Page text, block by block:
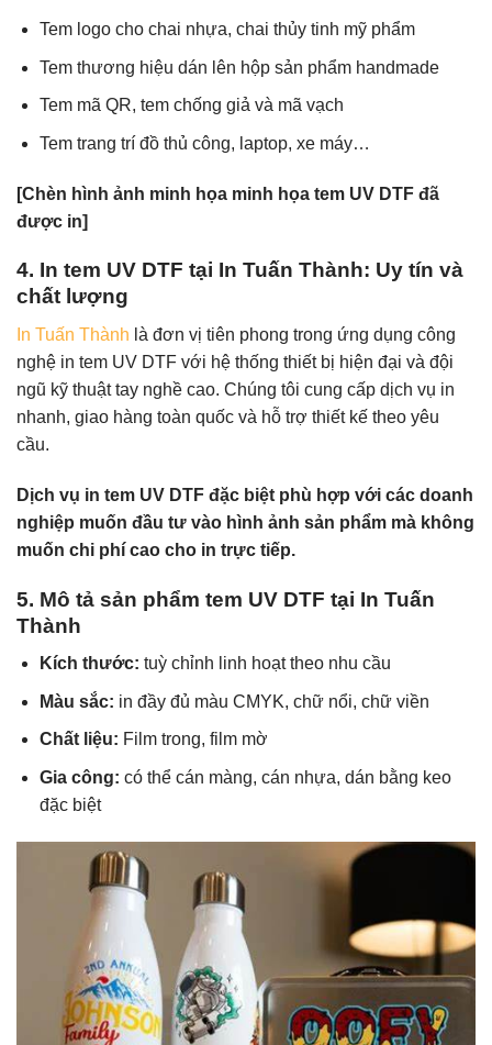
Tem logo cho chai nhựa, chai thủy tinh mỹ phẩm
Tem thương hiệu dán lên hộp sản phẩm handmade
Tem mã QR, tem chống giả và mã vạch
Tem trang trí đồ thủ công, laptop, xe máy…
[Chèn hình ảnh minh họa minh họa tem UV DTF đã
được in]
4. In tem UV DTF tại In Tuấn Thành: Uy tín và
chất lượng
In Tuấn Thành là đơn vị tiên phong trong ứng dụng công
nghệ in tem UV DTF với hệ thống thiết bị hiện đại và đội
ngũ kỹ thuật tay nghề cao. Chúng tôi cung cấp dịch vụ in
nhanh, giao hàng toàn quốc và hỗ trợ thiết kế theo yêu
cầu.
Dịch vụ in tem UV DTF đặc biệt phù hợp với các doanh
nghiệp muốn đầu tư vào hình ảnh sản phẩm mà không
muốn chi phí cao cho in trực tiếp.
5. Mô tả sản phẩm tem UV DTF tại In Tuấn
Thành
Kích thước: tuỳ chỉnh linh hoạt theo nhu cầu
Màu sắc: in đầy đủ màu CMYK, chữ nổi, chữ viền
Chất liệu: Film trong, film mờ
Gia công: có thể cán màng, cán nhựa, dán bằng keo
đặc biệt